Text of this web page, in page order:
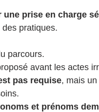
une prise en charge
pratiques.
parcours.
avant les actes
pas requise, mais
et prénoms